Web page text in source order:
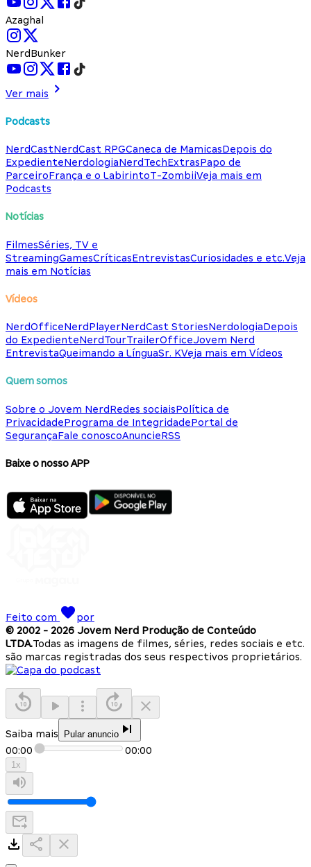
Azaghal
NerdBunker
Ver mais
Podcasts
NerdCastNerdCast RPGCaneca de MamicasDepois do
ExpedienteNerdologiaNerdTechExtrasPapo de
ParceiroFrança e o LabirintoT-ZombiiVeja mais em
Podcasts
Notícias
FilmesSéries, TV e
StreamingGamesCríticasEntrevistasCuriosidades e etc.Veja
mais em Notícias
Vídeos
NerdOfficeNerdPlayerNerdCast StoriesNerdologiaDepois
do ExpedienteNerdTourTrailerOfficeJovem Nerd
EntrevistaQueimando a LínguaSr. KVeja mais em Vídeos
Quem somos
Sobre o Jovem NerdRedes sociaisPolítica de
PrivacidadePrograma de IntegridadePortal de
SegurançaFale conoscoAnuncieRSS
Baixe o nosso APP
Feito com
por
© 2002 - 2026 Jovem Nerd Produção de Conteúdo
LTDA.Todas as imagens de filmes, séries, redes sociais e etc.
são marcas registradas dos seus respectivos proprietários.
Saiba mais Pular anuncio
00:00 00:00
1x